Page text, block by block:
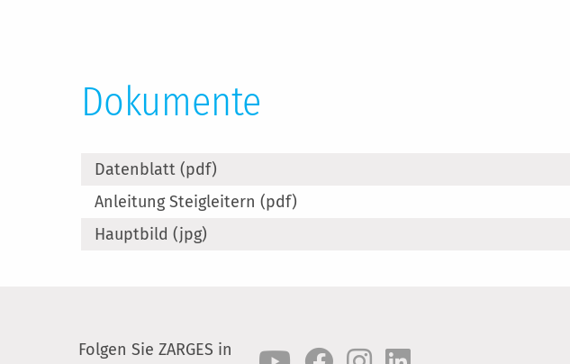
Dokumente
Datenblatt (pdf)
Anleitung Steigleitern (pdf)
Hauptbild (jpg)
Folgen Sie ZARGES in